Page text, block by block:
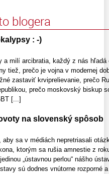
blogera
: -)
a milí arcibratia, každý z nás hľadá
tiež, prečo je vojna v modernej
zastaviť krviprelievanie, prečo
prečo moskovský biskup
[...]
na slovenský spôsob
aby sa v médiách nepretriasali
ktorým sa rušia amnestie z
„ústavnou perlou“ nášho
sú dodnes vnútorne rozporné